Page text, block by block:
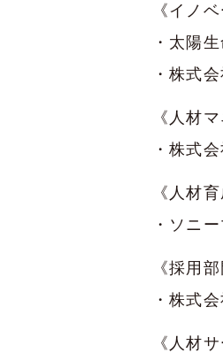
《イノ
・太陽
・株式
《人材
・株式
《人材
・ソニ
《採用
・株式
《人材